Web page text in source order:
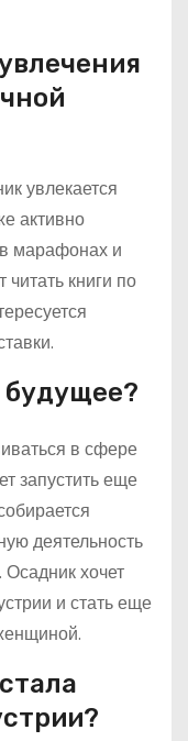
увлекается
активно
марафонах и
книги по
в сфере
запустить еще
деятельность
хочет
и стать еще